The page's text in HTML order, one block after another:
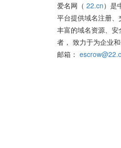
爱名网（ 22.cn）是
平台提供域名注册
丰富的域名资源、
者， 致力于为企业
邮箱：